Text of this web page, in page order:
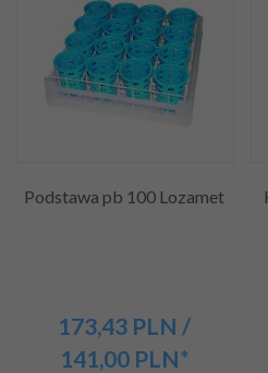
Podstawa pb 100 Lozamet
173,43 PLN /
141,00 PLN*